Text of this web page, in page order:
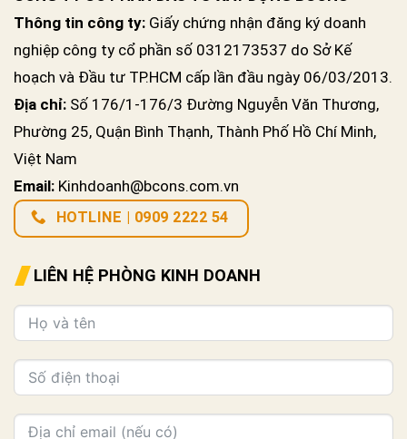
Thông tin công ty: Giấy chứng nhận đăng ký doanh
nghiệp công ty cổ phần số 0312173537 do Sở Kế
hoạch và Đầu tư TP.HCM cấp lần đầu ngày 06/03/2013.
Địa chỉ: Số 176/1-176/3 Đường Nguyễn Văn Thương,
Phường 25, Quận Bình Thạnh, Thành Phố Hồ Chí Minh,
Việt Nam
Email: Kinhdoanh@bcons.com.vn
HOTLINE | 0909 2222 54
LIÊN HỆ PHÒNG KINH DOANH